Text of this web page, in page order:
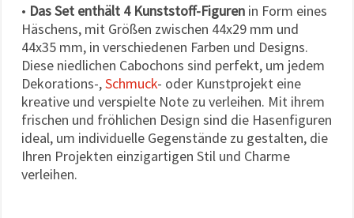
• Das Set enthält 4 Kunststoff-Figuren in Form eines
Häschens, mit Größen zwischen 44x29 mm und
44x35 mm, in verschiedenen Farben und Designs.
Diese niedlichen Cabochons sind perfekt, um jedem
Dekorations-,Schmuck- oder Kunstprojekt eine
kreative und verspielte Note zu verleihen. Mit ihrem
frischen und fröhlichen Design sind die Hasenfiguren
ideal, um individuelle Gegenstände zu gestalten, die
Ihren Projekten einzigartigen Stil und Charme
verleihen.